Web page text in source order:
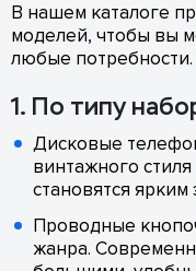
В нашем каталоге
моделей, чтобы вы
любые потребности.
1. По типу
Дисковые
винтажного
становятся
Проводные
жанра.